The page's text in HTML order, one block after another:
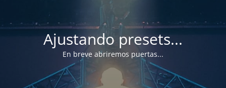
Ajustando presets...
En breve abriremos puertas...